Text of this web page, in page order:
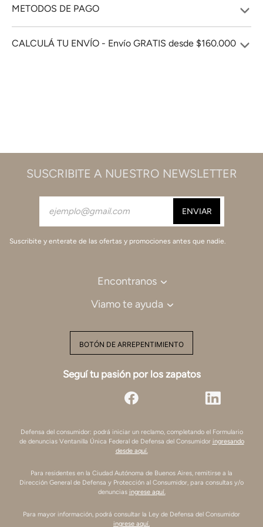
METODOS DE PAGO
CALCULÁ TU ENVÍO - Envío GRATIS desde $160.000
SUSCRIBITE A NUESTRO NEWSLETTER
Suscribite y enterate de las ofertas y promociones antes que nadie.
Encontranos
Viamo te ayuda
BOTÓN DE ARREPENTIMIENTO
Seguí tu pasión por los zapatos
Defensa del consumidor: podrá iniciar un reclamo, completando el Formulario
de denuncias Ventanilla Única Federal de Defensa del Consumidor ingresando
desde aquí.
Para residentes en la Ciudad Autónoma de Buenos Aires, remitirse a la
Dirección General de Defensa y Protección al Consumidor, para consultas y/o
denuncias ingrese aquí.
Para mayor información, podrá consultar la Ley de Defensa del Consumidor
ingrese aquí.